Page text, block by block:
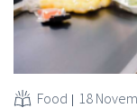
Food 18